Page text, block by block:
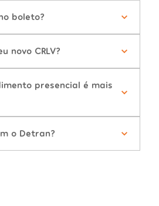
boleto?
novo CRLV?
presencial é mais
o Detran?